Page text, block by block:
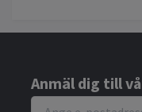
Anmäl dig till